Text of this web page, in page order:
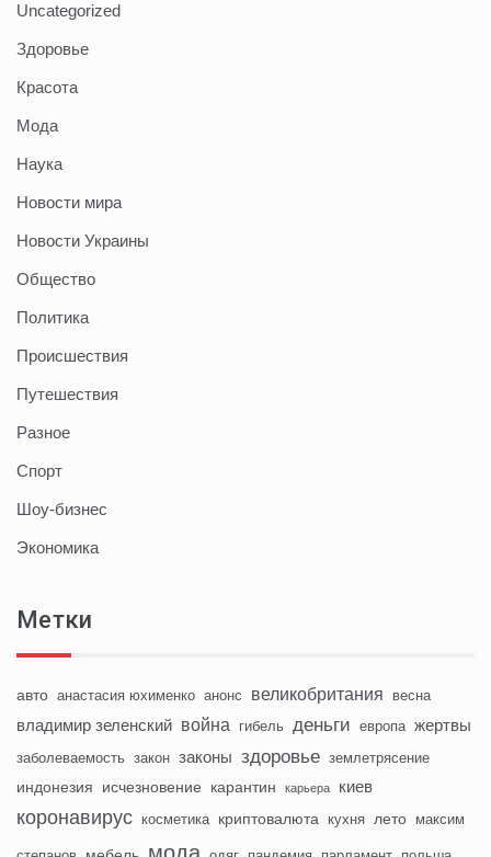
Uncategorized
Здоровье
Красота
Мода
Наука
Новости мира
Новости Украины
Общество
Политика
Происшествия
Путешествия
Разное
Спорт
Шоу-бизнес
Экономика
Метки
авто анастасия юхименко анонс великобритания весна
владимир зеленский война гибель деньги европа жертвы
заболеваемость закон законы здоровье землетрясение
индонезия исчезновение карантин карьера киев
коронавирус косметика криптовалюта кухня лето максим